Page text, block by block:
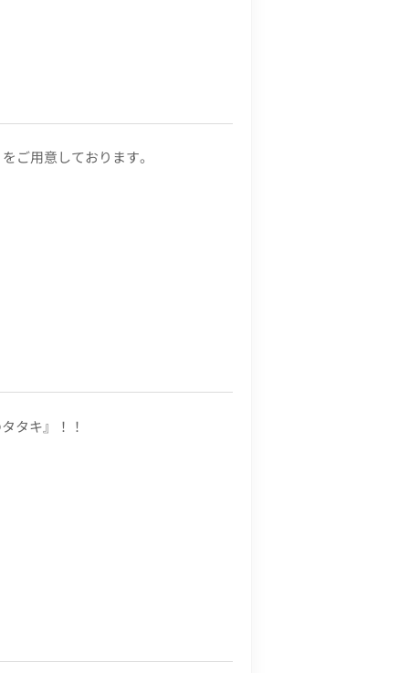
ご用意しております。
タキ』！！